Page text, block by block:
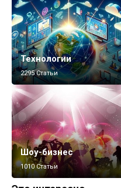
Технологии
2295 Статьи
Шоу-бизнес
1010 Статьи